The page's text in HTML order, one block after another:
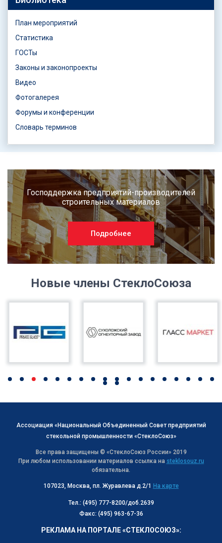
План мероприятий
Статистика
ГОСТы
Законы и законопроекты
Видео
Фотогалерея
Форумы и конференции
Словарь терминов
Господдержка предприятий-производителей
строительных материалов
Подробнее
Новые члены СтеклоСоюза
Ассоциация «Национальный Объединенный Совет предприятий
стекольной промышленности «СтеклоСоюз»
Все права защищены © «СтеклоСоюз Роcсии» 2019
При любом использовании материалов ссылка на steklosouz.ru
обязательна.
107023, Москва, пл. Журавлева д.2/1 На карте
Тел.: (495) 777-8200/доб.2639
Факс: (495) 963-67-36
РЕКЛАМА НА ПОРТАЛЕ «СТЕКЛОСОЮЗ»: